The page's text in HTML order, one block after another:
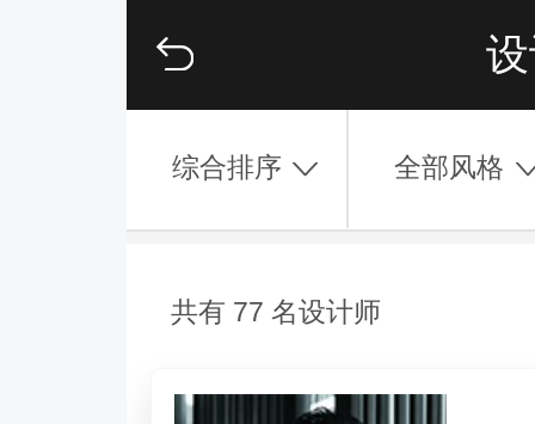
综合排序 全部风格
共有 77 名设计师